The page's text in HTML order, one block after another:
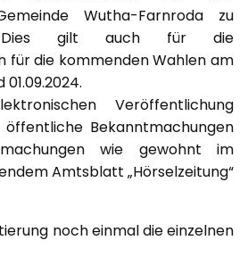
Wutha-Farnroda zu
Dies gilt auch für die
für die kommenden Wahlen am
01.09.2024.
Veröffentlichung
öffentliche Bekanntmachungen
wie gewohnt im
Amtsblatt „Hörselzeitung“
noch einmal die einzelnen